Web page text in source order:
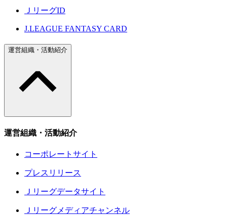
ＪリーグID
J.LEAGUE FANTASY CARD
運営組織・活動紹介
運営組織・活動紹介
コーポレートサイト
プレスリリース
Ｊリーグデータサイト
Ｊリーグメディアチャンネル